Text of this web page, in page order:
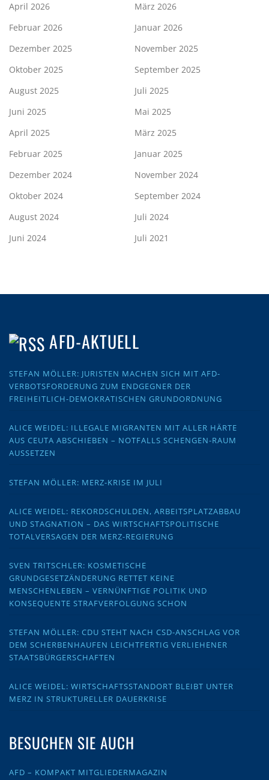
April 2026
März 2026
Februar 2026
Januar 2026
Dezember 2025
November 2025
Oktober 2025
September 2025
August 2025
Juli 2025
Juni 2025
Mai 2025
April 2025
März 2025
Februar 2025
Januar 2025
Dezember 2024
November 2024
Oktober 2024
September 2024
August 2024
Juli 2024
Juni 2024
Juli 2021
AFD-AKTUELL
STEFAN MÖLLER: JURISTEN MACHEN SICH MIT AFD-
VERBOTSFORDERUNG ZUM ENDGEGNER DER
FREIHEITLICH-DEMOKRATISCHEN GRUNDORDNUNG
ALICE WEIDEL: ILLEGALE MIGRANTEN MIT ALLER HÄRTE
AUS CEUTA ABSCHIEBEN – NOTFALLS SCHENGEN-RAUM
AUSSETZEN
STEFAN MÖLLER: MERZ-KRISE IM JULI
ALICE WEIDEL: REKORDSCHULDEN, ARBEITSPLATZABBAU
UND STAGNATION – DAS WIRTSCHAFTSPOLITISCHE
TOTALVERSAGEN DER MERZ-REGIERUNG
SVEN TRITSCHLER: KOSMETISCHE
GRUNDGESETZÄNDERUNG RETTET KEINE
MENSCHENLEBEN – VERNÜNFTIGE POLITIK UND
KONSEQUENTE STRAFVERFOLGUNG SCHON
STEFAN MÖLLER: CDU STEHT NACH CSD-ANSCHLAG VOR
DEM SCHERBENHAUFEN LEICHTFERTIG VERLIEHENER
STAATSBÜRGERSCHAFTEN
ALICE WEIDEL: WIRTSCHAFTSSTANDORT BLEIBT UNTER
MERZ IN STRUKTURELLER DAUERKRISE
BESUCHEN SIE AUCH
AFD – KOMPAKT MITGLIEDERMAGAZIN